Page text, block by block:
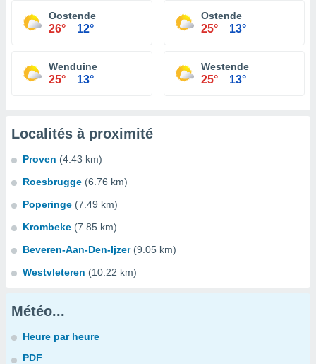
Oostende
26° 12°
Ostende
25° 13°
Wenduine
25° 13°
Westende
25° 13°
Localités à proximité
Proven (4.43 km)
Roesbrugge (6.76 km)
Poperinge (7.49 km)
Krombeke (7.85 km)
Beveren-Aan-Den-Ijzer (9.05 km)
Westvleteren (10.22 km)
Météo...
Heure par heure
PDF